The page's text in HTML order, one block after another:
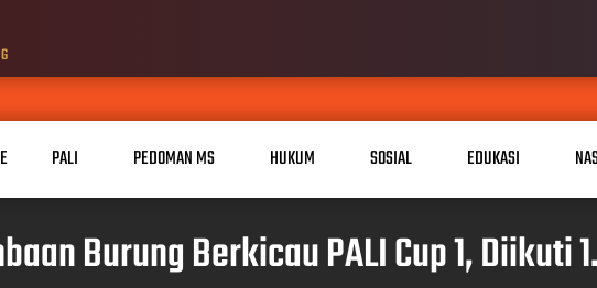
PALI PEDOMAN MS HUKUM SOSIAL EDUKASI
Burung Berkicau PALI Cup 1,